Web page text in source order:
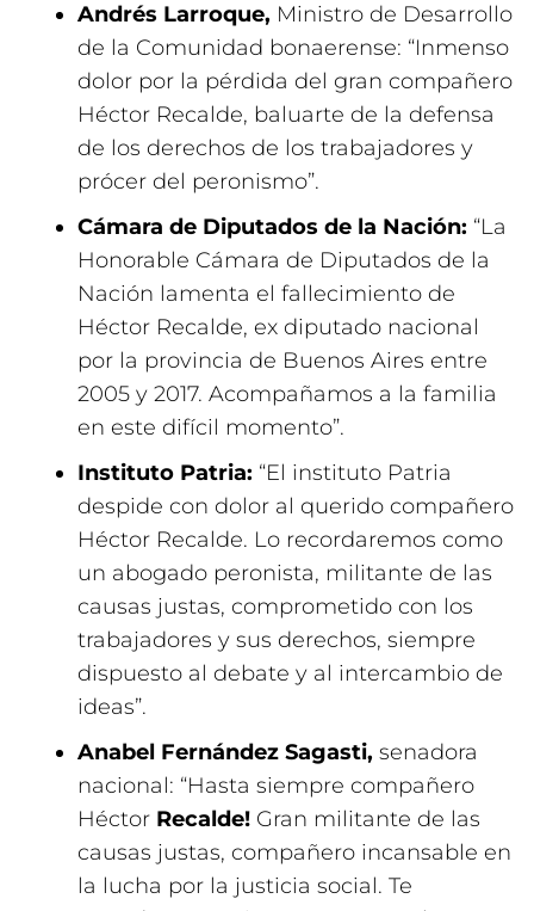
Andrés Larroque, Ministro de Desarrollo
de la Comunidad bonaerense: “Inmenso
dolor por la pérdida del gran compañero
Héctor Recalde, baluarte de la defensa
de los derechos de los trabajadores y
prócer del peronismo”.
Cámara de Diputados de la Nación: “La
Honorable Cámara de Diputados de la
Nación lamenta el fallecimiento de
Héctor Recalde, ex diputado nacional
por la provincia de Buenos Aires entre
2005 y 2017. Acompañamos a la familia
en este difícil momento”.
Instituto Patria: “El instituto Patria
despide con dolor al querido compañero
Héctor Recalde. Lo recordaremos como
un abogado peronista, militante de las
causas justas, comprometido con los
trabajadores y sus derechos, siempre
dispuesto al debate y al intercambio de
ideas”.
Anabel Fernández Sagasti, senadora
nacional: “Hasta siempre compañero
Héctor Recalde! Gran militante de las
causas justas, compañero incansable en
la lucha por la justicia social. Te